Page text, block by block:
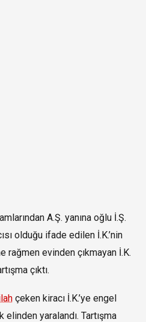
A.Ş. yanına oğlu İ.Ş.
olduğu ifade edilen İ.K.’nin
rağmen evinden çıkmayan İ.K.
çıktı.
çeken kiracı İ.K.’ye engel
yaralandı. Tartışma